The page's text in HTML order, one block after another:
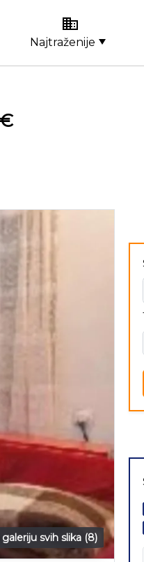
Najtraženije
galeriju svih slika (8)